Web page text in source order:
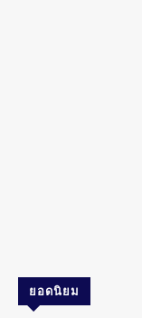
ยอดนิยม